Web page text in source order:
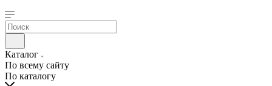
Каталог
По всему сайту
По каталогу